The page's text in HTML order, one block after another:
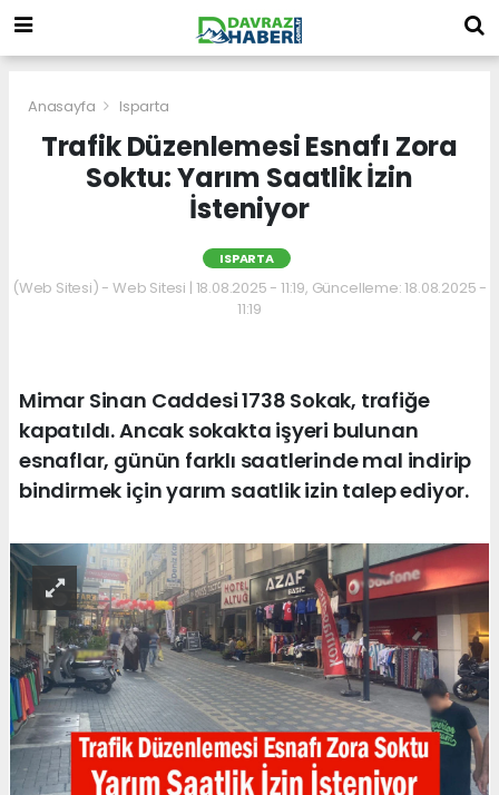
Anasayfa Isparta
Trafik Düzenlemesi Esnafı Zora
Soktu: Yarım Saatlik İzin
İsteniyor
ISPARTA
(Web Sitesi) - Web Sitesi | 18.08.2025 - 11:19, Güncelleme: 18.08.2025 -
11:19
Mimar Sinan Caddesi 1738 Sokak, trafiğe
kapatıldı. Ancak sokakta işyeri bulunan
esnaflar, günün farklı saatlerinde mal indirip
bindirmek için yarım saatlik izin talep ediyor.